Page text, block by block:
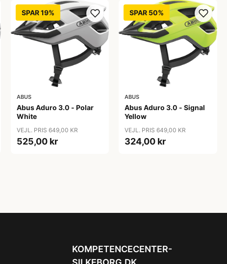
SPAR 19%
ABUS
Abus Aduro 3.0 - Polar
White
VEJL. PRIS 649,00 KR
525,00 kr
SPAR 50%
ABUS
Abus Aduro 3.0 - Signal
Yellow
VEJL. PRIS 649,00 KR
324,00 kr
KOMPETENCECENTER-